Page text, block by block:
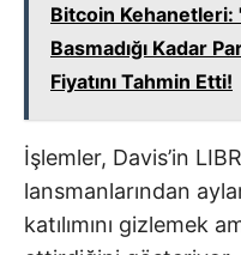
Bitcoin Kehanetleri:
Basmadığı Kadar
Fiyatını Tahmin Etti!
İşlemler, Davis’in
lansmanlarından
katılımını gizlemek